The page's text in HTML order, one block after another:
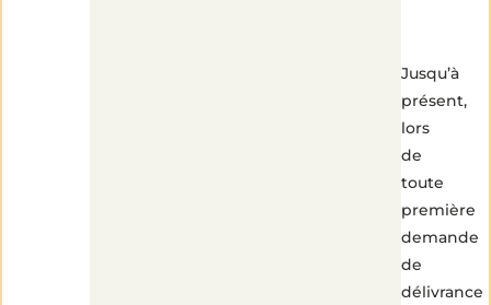
Jusqu’à
présent,
lors
de
toute
première
demande
de
délivrance